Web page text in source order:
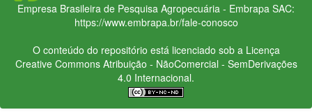
Empresa Brasileira de Pesquisa Agropecuária - Embrapa SAC:
https://www.embrapa.br/fale-conosco
O conteúdo do repositório está licenciado sob a Licença
Creative CommonsAtribuição - NãoComercial - SemDerivações
4.0 Internacional.